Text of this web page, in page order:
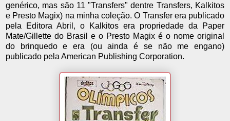
genérico, mas são 11 "Transfers" dentre Transfers, Kalkitos
e Presto Magix) na minha coleção. O Transfer era publicado
pela Editora Abril, o Kalkitos era propriedade da Paper
Mate/Gillette do Brasil e o Presto Magix é o nome original
do brinquedo e era (ou ainda é se não me engano)
publicado pela American Publishing Corporation.